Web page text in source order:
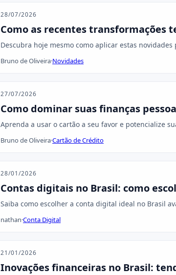
28/07/2026
Como as recentes transformações
Descubra hoje mesmo como aplicar estas
Bruno de Oliveira·Novidades
27/07/2026
Como dominar suas finanças
Aprenda a usar o cartão a seu favor e potencialize
Bruno de Oliveira·Cartão de Crédito
28/01/2026
Contas digitais no Brasil: como
Saiba como escolher a conta digital ideal no Brasil
nathan·Conta Digital
21/01/2026
Inovações financeiras no Brasil: